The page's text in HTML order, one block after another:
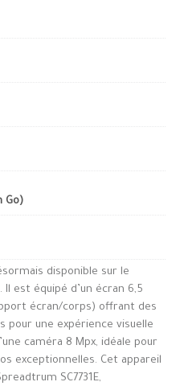
Go)
disponible sur le
. Il est équipé d’un écran 6,5
écran/corps) offrant des
pour une expérience visuelle
caméra 8 Mpx, idéale pour
exceptionnelles. Cet appareil
SC7731E,